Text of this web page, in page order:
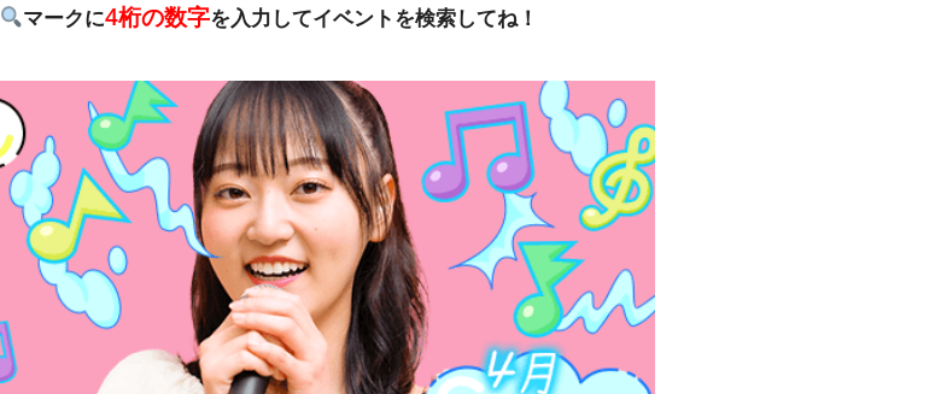
マークに4桁の数字を入力してイベントを検索してね！